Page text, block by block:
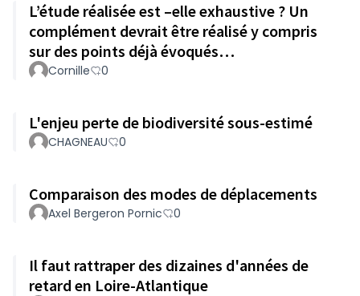
L’étude réalisée est –elle exhaustive ? Un
complément devrait être réalisé y compris
sur des points déjà évoqués…
Cornille 0
L'enjeu perte de biodiversité sous-estimé
CHAGNEAU 0
Comparaison des modes de déplacements
Axel Bergeron Pornic 0
Il faut rattraper des dizaines d'années de
retard en Loire-Atlantique